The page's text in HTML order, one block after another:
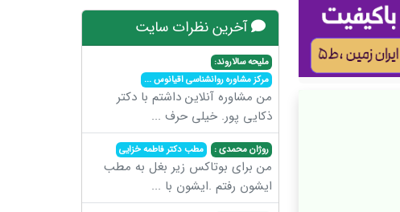
آخرین نظرات سایت
ملیحه سالاروند:
مرکز مشاوره روانشناسی اقیانوس...
من مشاوره آنلاین داشتم با دکتر
ذکایی پور. خیلی حرف ...
روژان محمدی : مطب دکتر فاطمه خزایی
من برای بوتاکس زیر بغل به مطب
ایشون رفتم .ایشون با ...